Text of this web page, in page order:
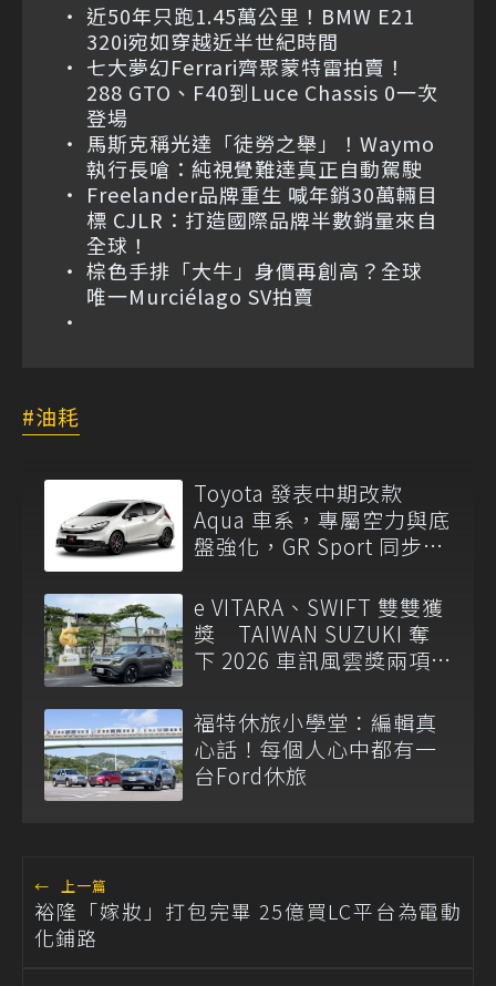
近50年只跑1.45萬公里！BMW E21
320i宛如穿越近半世紀時間
七大夢幻Ferrari齊聚蒙特雷拍賣！
288 GTO、F40到Luce Chassis 0一次
登場
馬斯克稱光達「徒勞之舉」！Waymo
執行長嗆：純視覺難達真正自動駕駛
Freelander品牌重生 喊年銷30萬輛目
標 CJLR：打造國際品牌半數銷量來自
全球！
棕色手排「大牛」身價再創高？全球
唯一Murciélago SV拍賣
油耗
Toyota 發表中期改款
Aqua 車系，專屬空力與底
盤強化，GR Sport 同步亮
e VITARA、SWIFT 雙雙獲
獎 TAIWAN SUZUKI 奪
下 2026 車訊風雲獎兩項
福特休旅小學堂：編輯真
心話！每個人心中都有一
台Ford休旅
← 上一篇
裕隆「嫁妝」打包完畢 25億買LC平台為電動
化鋪路